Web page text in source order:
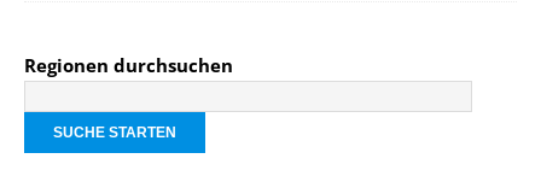
Regionen durchsuchen